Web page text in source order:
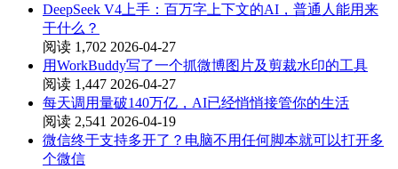
DeepSeek V4上手：百万字上下文的AI，普通人能用来
干什么？
阅读 1,702 2026-04-27
用WorkBuddy写了一个抓微博图片及剪裁水印的工具
阅读 1,447 2026-04-27
每天调用量破140万亿，AI已经悄悄接管你的生活
阅读 2,541 2026-04-19
微信终于支持多开了？电脑不用任何脚本就可以打开多
个微信